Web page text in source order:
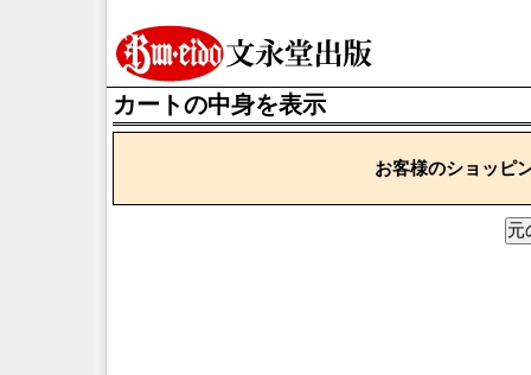
カートの中身を表示
お客様のショッピ